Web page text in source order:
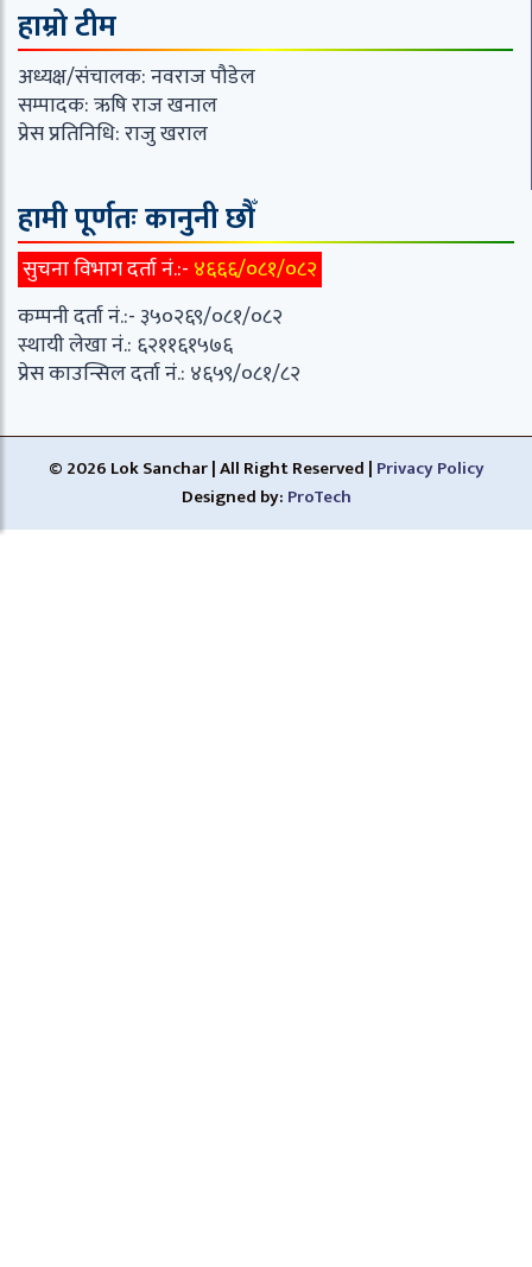
हाम्रो टीम
अध्यक्ष/संचालक: नवराज पौडेल
सम्पादक: ऋषि राज खनाल
प्रेस प्रतिनिधि: राजु खराल
हामी पूर्णतः कानुनी छौँ
सुचना विभाग दर्ता नं.:- ४६६६/०८१/०८२
कम्पनी दर्ता नं.:- ३५०२६९/०८१/०८२
स्थायी लेखा नं.: ६२११६१५७६
प्रेस काउन्सिल दर्ता नं.: ४६५९/०८१/८२
© 2026 Lok Sanchar | All Right Reserved | Privacy Policy
Designed by: ProTech